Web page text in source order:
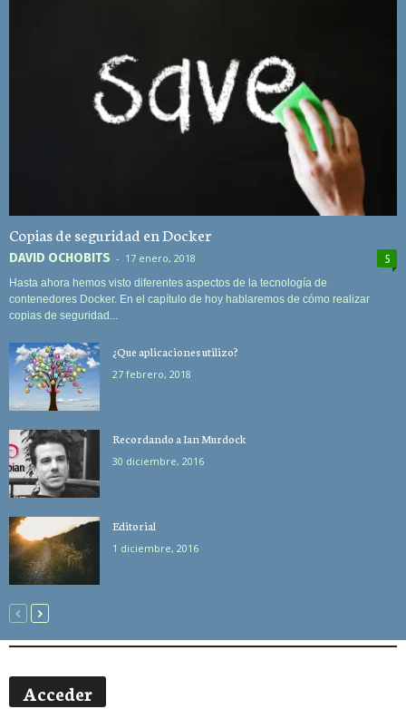
Copias de seguridad en Docker
DAVID OCHOBITS - 17 enero, 2018 5
Hasta ahora hemos visto diferentes aspectos de la tecnología de
contenedores Docker. En el capítulo de hoy hablaremos de cómo realizar
copias de seguridad...
¿Que aplicaciones utilizo?
27 febrero, 2018
Recordando a Ian Murdock
30 diciembre, 2016
Editorial
1 diciembre, 2016
Acceder